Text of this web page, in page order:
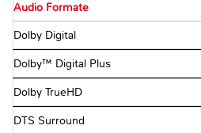
Audio Formate
Dolby Digital
Dolby™ Digital Plus
Dolby TrueHD
DTS Surround